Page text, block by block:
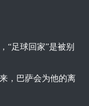
“足球回家”是被别
，巴萨会为他的离